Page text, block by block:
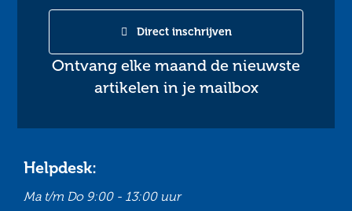
Ontvang elke maand de nieuwste
artikelen in je mailbox
Direct inschrijven
Helpdesk:
Ma t/m Do 9:00 - 13:00 uur